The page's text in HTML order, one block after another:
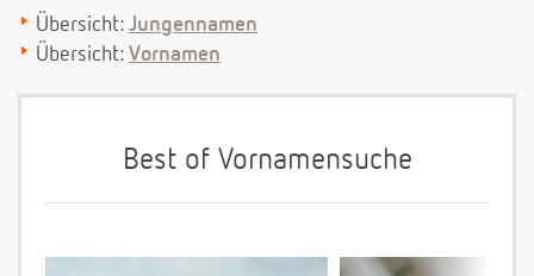
Übersicht: Jungennamen
Übersicht: Vornamen
Best of Vornamensuche